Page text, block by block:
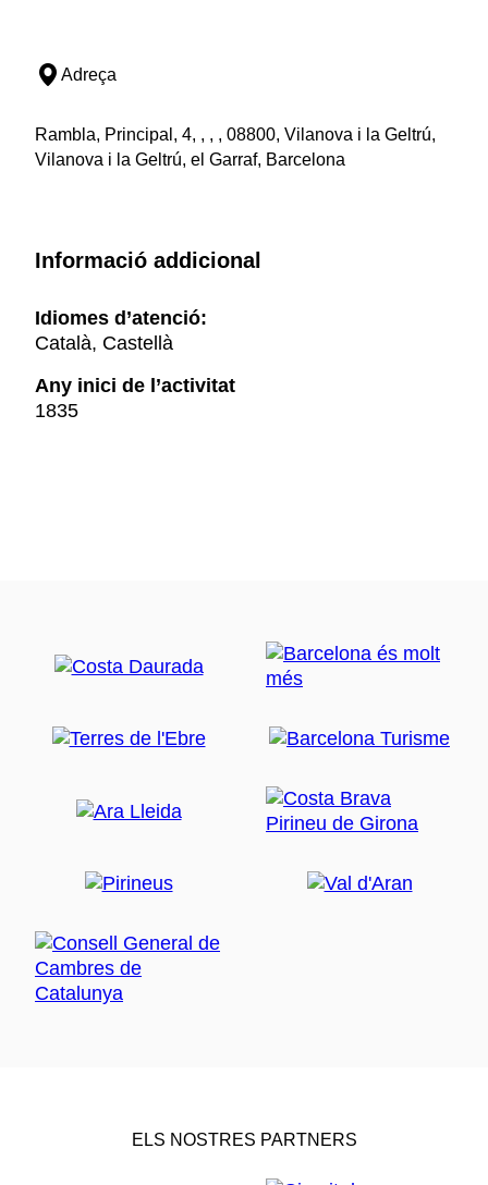
Adreça
Rambla, Principal, 4, , , , 08800, Vilanova i la Geltrú,
Vilanova i la Geltrú, el Garraf, Barcelona
Informació addicional
Idiomes d’atenció:
Català, Castellà
Any inici de l’activitat
1835
ELS NOSTRES PARTNERS